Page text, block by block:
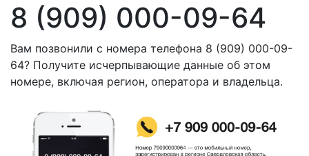
8 (909) 000-09-64
Вам позвонили с номера телефона 8 (909) 000-09-
64? Получите исчерпывающие данные об этом
номере, включая регион, оператора и владельца.